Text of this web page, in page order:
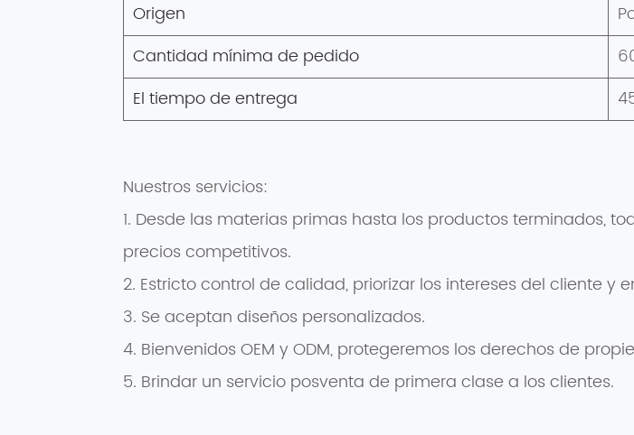
Origen
Cantidad mínima de pedido
El tiempo de entrega
Nuestros servicios:
1. Desde las materias primas hasta los productos terminados,
precios competitivos.
2. Estricto control de calidad, priorizar los intereses del cliente y
3. Se aceptan diseños personalizados.
4. Bienvenidos OEM y ODM, protegeremos los derechos de
5. Brindar un servicio posventa de primera clase a los clientes.